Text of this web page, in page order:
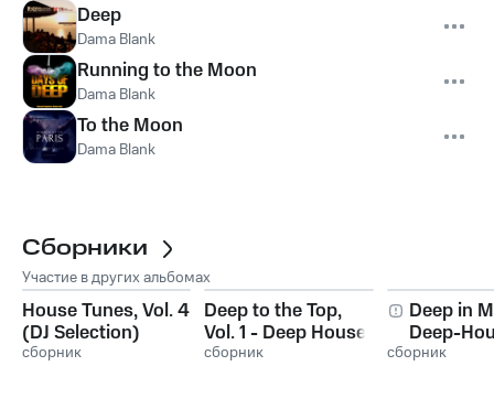
Deep
Dama Blank
Running to the Moon
Dama Blank
To the Moon
Dama Blank
Сборники
Участие в других альбомах
House Tunes, Vol. 4
(DJ Selection)
сборник
Deep to the Top,
Vol. 1 - Deep House
& Club Trax
сборник
Deep in
Deep-
Vol. 1
сборник